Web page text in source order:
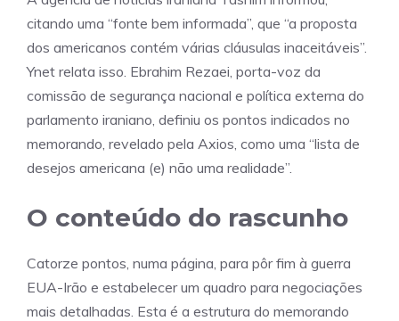
citando uma “fonte bem informada”, que “a proposta
dos americanos contém várias cláusulas inaceitáveis”.
Ynet relata isso. Ebrahim Rezaei, porta-voz da
comissão de segurança nacional e política externa do
parlamento iraniano, definiu os pontos indicados no
memorando, revelado pela Axios, como uma “lista de
desejos americana (e) não uma realidade”.
O conteúdo do rascunho
Catorze pontos, numa página, para pôr fim à guerra
EUA-Irão e estabelecer um quadro para negociações
mais detalhadas. Esta é a estrutura do memorando